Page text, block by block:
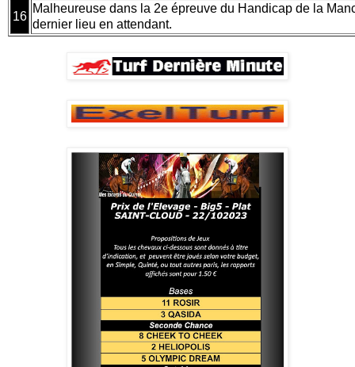
16
Malheureuse dans la 2e épreuve du Handicap de la
dernier lieu en attendant.